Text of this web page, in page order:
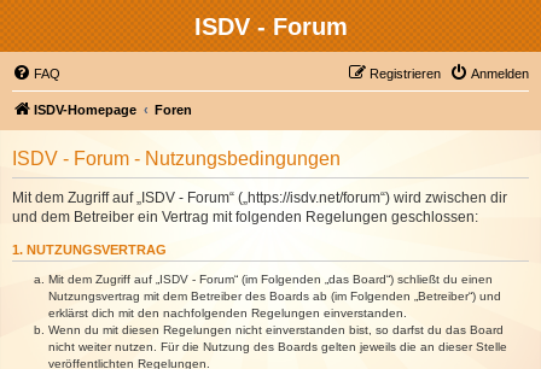
ISDV - Forum
FAQ Anmelden
Registrieren
ISDV-Homepage Foren
ISDV - Forum - Nutzungsbedingungen
Mit dem Zugriff auf „ISDV - Forum“ („https://isdv.net/forum“) wird zwischen dir
und dem Betreiber ein Vertrag mit folgenden Regelungen geschlossen:
1. NUTZUNGSVERTRAG
Mit dem Zugriff auf „ISDV - Forum“ (im Folgenden „das Board“) schließt du einen
Nutzungsvertrag mit dem Betreiber des Boards ab (im Folgenden „Betreiber“) und
erklärst dich mit den nachfolgenden Regelungen einverstanden.
Wenn du mit diesen Regelungen nicht einverstanden bist, so darfst du das Board
nicht weiter nutzen. Für die Nutzung des Boards gelten jeweils die an dieser Stelle
veröffentlichten Regelungen.